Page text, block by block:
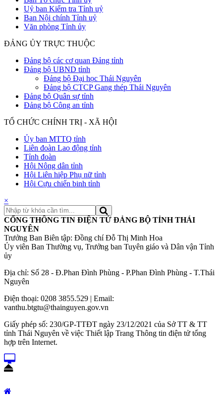
Uỷ ban Kiểm tra Tỉnh uỷ
Ban Nội chính Tỉnh uỷ
Văn phòng Tỉnh ủy
ĐẢNG ỦY TRỰC THUỘC
Đảng bộ các cơ quan Đảng tỉnh
Đảng bộ UBND tỉnh
Đảng bộ Đại học Thái Nguyên
Đảng bộ CTCP Gang thép Thái Nguyên
Đảng bộ Quân sự tỉnh
Đảng bộ Công an tỉnh
TỔ CHỨC CHÍNH TRỊ - XÃ HỘI
Ủy ban MTTQ tỉnh
Liên đoàn Lao động tỉnh
Tỉnh đoàn
Hội Nông dân tỉnh
Hội Liên hiệp Phụ nữ tỉnh
Hội Cựu chiến binh tỉnh
×
CỔNG THÔNG TIN ĐIỆN TỬ ĐẢNG BỘ TỈNH THÁI
NGUYÊN
Trưởng Ban Biên tập: Đồng chí Đỗ Thị Minh Hoa
Ủy viên Ban Thường vụ, Trưởng ban Tuyên giáo và Dân vận Tỉnh
ủy
Địa chỉ: Số 28 - Đ.Phan Đình Phùng - P.Phan Đình Phùng - T.Thái
Nguyên
Điện thoại: 0208 3855.529 | Email:
vanthu.btgtu@thainguyen.gov.vn
Giấy phép số: 230/GP-TTĐT ngày 23/12/2021 của Sở TT & TT
tỉnh Thái Nguyên về việc Thiết lập Trang Thông tin điện tử tổng
hợp trên Internet.